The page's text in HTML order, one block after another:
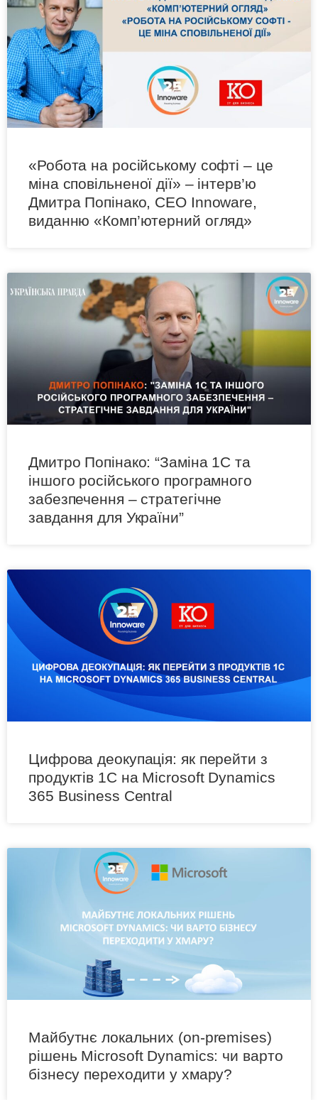
«Робота на російському софті – це
міна сповільненої дії» – інтерв’ю
Дмитра Попінако, СЕО Innoware,
виданню «Комп’ютерний огляд»
Дмитро Попінако: “Заміна 1С та
іншого російського програмного
забезпечення – стратегічне
завдання для України”
Цифрова деокупація: як перейти з
продуктів 1С на Microsoft Dynamics
365 Business Central
Майбутнє локальних (on-premises)
рішень Microsoft Dynamics: чи варто
бізнесу переходити у хмару?